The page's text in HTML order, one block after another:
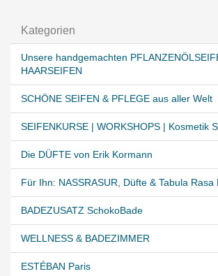
Kategorien
Unsere handgemachten
HAARSEIFEN
SCHÖNE SEIFEN & PFLEGE aus aller Welt
SEIFENKURSE | WORKSHOPS | Kosmetik
Die DÜFTE von Erik Kormann
Für Ihn: NASSRASUR, Düfte & Tabula Rasa
BADEZUSATZ SchokoBade
WELLNESS & BADEZIMMER
ESTÉBAN Paris